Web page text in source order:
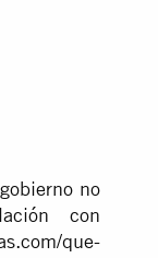
no
con
que-